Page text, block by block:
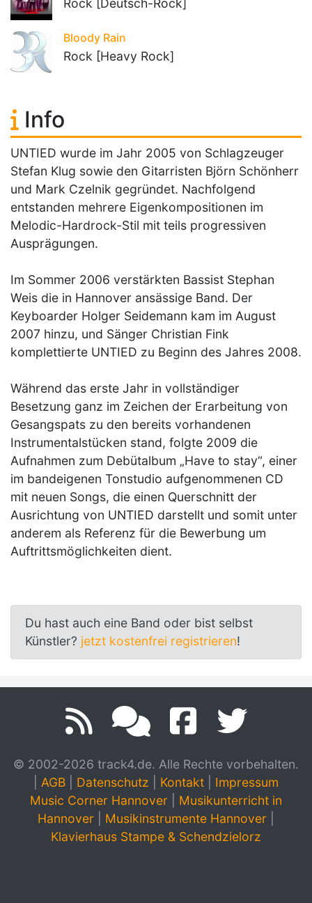
Rock [Deutsch-Rock]
Bloody Rain
Rock [Heavy Rock]
Info
UNTIED wurde im Jahr 2005 von Schlagzeuger
Stefan Klug sowie den Gitarristen Björn Schönherr
und Mark Czelnik gegründet. Nachfolgend
entstanden mehrere Eigenkompositionen im
Melodic-Hardrock-Stil mit teils progressiven
Ausprägungen.
Im Sommer 2006 verstärkten Bassist Stephan
Weis die in Hannover ansässige Band. Der
Keyboarder Holger Seidemann kam im August
2007 hinzu, und Sänger Christian Fink
komplettierte UNTIED zu Beginn des Jahres 2008.
Während das erste Jahr in vollständiger
Besetzung ganz im Zeichen der Erarbeitung von
Gesangspats zu den bereits vorhandenen
Instrumentalstücken stand, folgte 2009 die
Aufnahmen zum Debütalbum „Have to stay“, einer
im bandeigenen Tonstudio aufgenommenen CD
mit neuen Songs, die einen Querschnitt der
Ausrichtung von UNTIED darstellt und somit unter
anderem als Referenz für die Bewerbung um
Auftrittsmöglichkeiten dient.
Du hast auch eine Band oder bist selbst
Künstler? jetzt kostenfrei registrieren!
© 2002-2026 track4.de. Alle Rechte vorbehalten.
AGB Datenschutz Kontakt
Impressum
Music Corner Hannover
Musikunterricht in
Hannover
Musikinstrumente Hannover
Klavierhaus Stampe & Schendzielorz